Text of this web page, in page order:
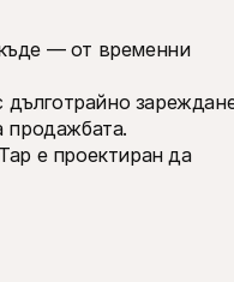
— от временни
продажбата.
е проектиран да